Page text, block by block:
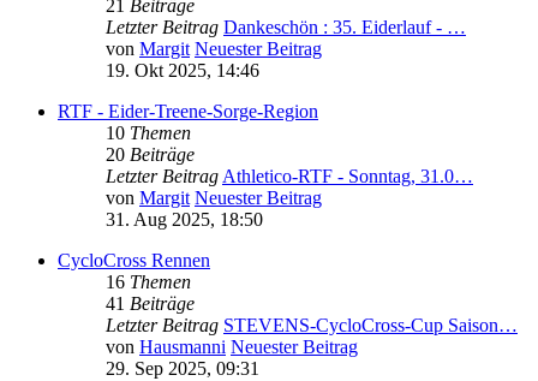
21 Beiträge
Letzter Beitrag Dankeschön : 35. Eiderlauf - …
von Margit Neuester Beitrag
19. Okt 2025, 14:46
RTF - Eider-Treene-Sorge-Region
10 Themen
20 Beiträge
Letzter BeitragAthletico-RTF - Sonntag, 31.0…
von Margit Neuester Beitrag
31. Aug 2025, 18:50
CycloCross Rennen
16 Themen
41 Beiträge
Letzter Beitrag STEVENS-CycloCross-Cup Saison…
von Hausmanni Neuester Beitrag
29. Sep 2025, 09:31